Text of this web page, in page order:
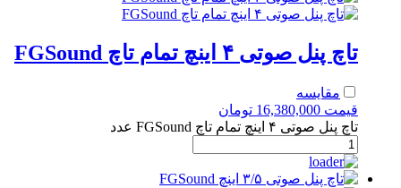
تاچ پنل صوتی ۴ اینچ تمام تاچ FGSound
مقایسه
قیمت 16,380,000 تومان
تاچ پنل صوتی ۴ اینچ تمام تاچ FGSound عدد